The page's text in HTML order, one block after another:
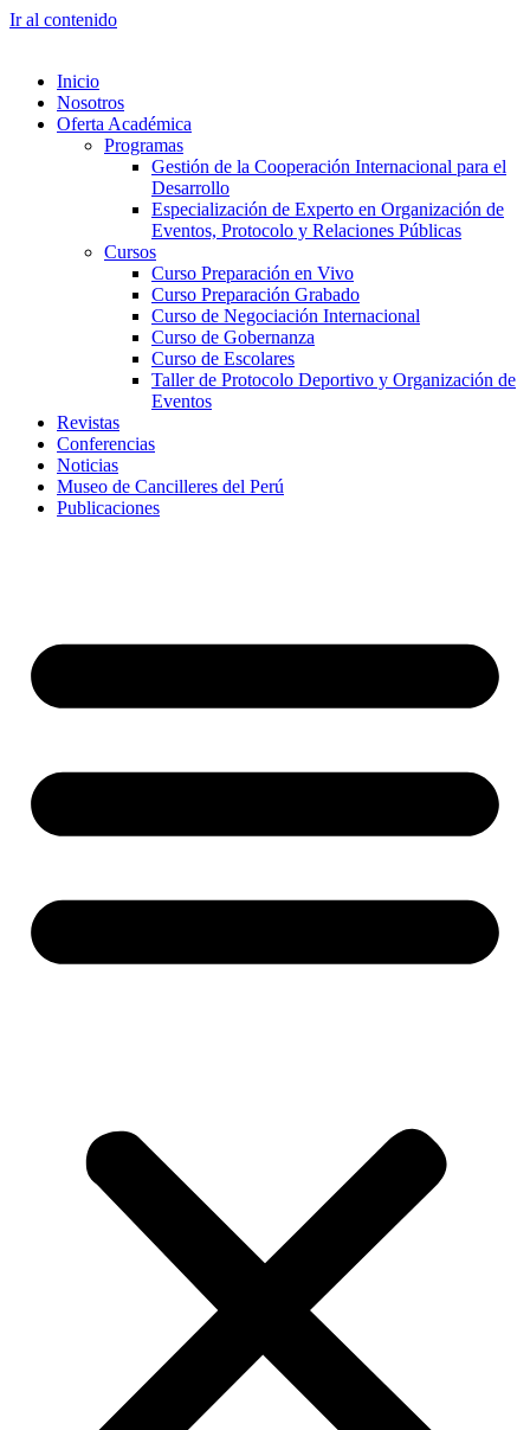
Ir al contenido
Inicio
Nosotros
Oferta Académica
Programas
Gestión de la Cooperación Internacional para el
Desarrollo
Especialización de Experto en Organización de
Eventos, Protocolo y Relaciones Públicas
Cursos
Curso Preparación en Vivo
Curso Preparación Grabado
Curso de Negociación Internacional
Curso de Gobernanza
Curso de Escolares
Taller de Protocolo Deportivo y Organización de
Eventos
Revistas
Conferencias
Noticias
Museo de Cancilleres del Perú
Publicaciones